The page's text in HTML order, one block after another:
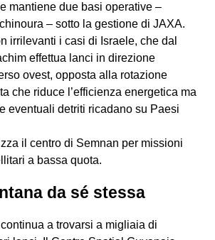
mantiene due basi operative –
– sotto la gestione di JAXA.
irrilevanti i casi di Israele, che dal
effettua lanci in direzione
ovest, opposta alla rotazione
che riduce l’efficienza energetica ma
eventuali detriti ricadano su Paesi
il centro di Semnan per missioni
a bassa quota.
da sé stessa
continua a trovarsi a migliaia di